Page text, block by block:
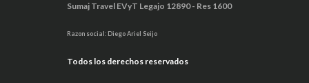
Sumaj Travel EVyT Legajo 12890 - Res 1600
Razon social: Diego Ariel Seijo
Todos los derechos reservados